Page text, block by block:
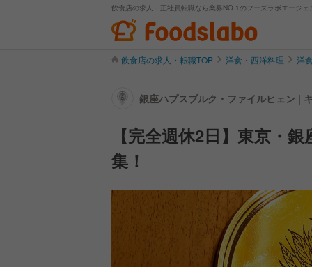
飲食店の求人・正社員転職なら業界NO.1のフーズラボエージェ
飲食店の求人・転職TOP 洋食・西洋料理 洋
銀座ハプスブルク・ファイルヒェン |
【完全週休2日】東京・
集！